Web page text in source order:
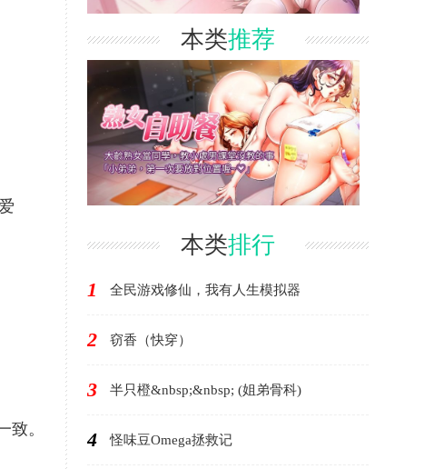
。
本类推荐
本类排行
1 全民游戏修仙，我有人生模拟器
2 窃香（快穿）
3 半只橙&nbsp;&nbsp; (姐弟骨科)
4 怪味豆Omega拯救记